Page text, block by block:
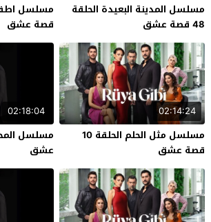
مسلسل المدينة البعيدة الحلقة
48 قصة عشق
قصة عشق
02:14:24
مسلسل مثل الحلم الحلقة 10
قصة عشق
02:18:04
عشق